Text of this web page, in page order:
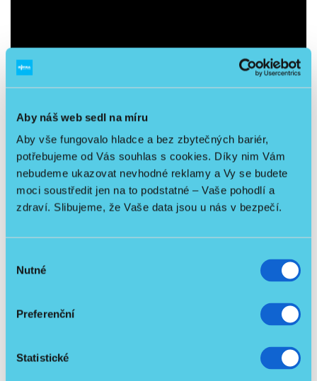
Aby náš web sedl na míru
Aby vše fungovalo hladce a bez zbytečných bariér,
potřebujeme od Vás souhlas s cookies. Díky nim Vám
nebudeme ukazovat nevhodné reklamy a Vy se budete
moci soustředit jen na to podstatné – Vaše pohodlí a
zdraví. Slibujeme, že Vaše data jsou u nás v bezpečí.
souhlasu
Nutné
Preferenční
Statistické